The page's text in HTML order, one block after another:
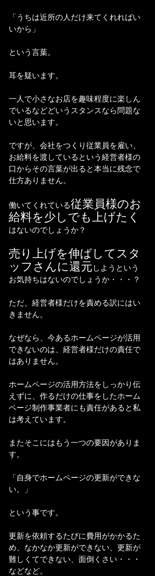
「うちは近所の人だけ来てくれればい
いから」
という言葉。
耳を疑います。
一人で小さなお店を趣味程度に楽しん
でいるなどどいうスタンスなら問題な
いと思います。
ですが、会社をつくり従業員を雇い、
お給料を渡しているという経営者様の
口からその言葉が出ると本当に残念で
仕方ありません。
働いてくれている従業員様のお
給料を少しでも上げたく
はないのでしょうか？
売り上げを伸ばしてスタ
ッフさんに還元 しようという
お気持ちはないのでしょうか・・・？
ただ、経営者様だけを責める訳にはい
きません。
なぜなら、今あるホームページが活用
できないのは、経営者様だけの責任で
はありません。
ホームページの活用方法をしっかり伝
えずに、作るだけの仕事をしたホーム
ページ制作事業者にも責任があると私
は考えています。
またそこにはもう一つの要因がありま
す。
「自身でホームページの更新ができな
い。」
という事です。
更新を依頼するたびに費用がかかるた
め、なかなか更新ができない、更新が
難しくてできない、面倒くさい・・・
などなど。